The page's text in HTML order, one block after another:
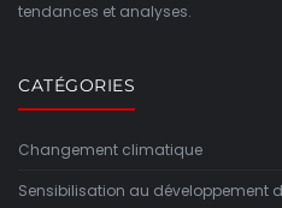
tendances et analyses.
CATÉGORIES
Changement climatique
Sensibilisation au développement